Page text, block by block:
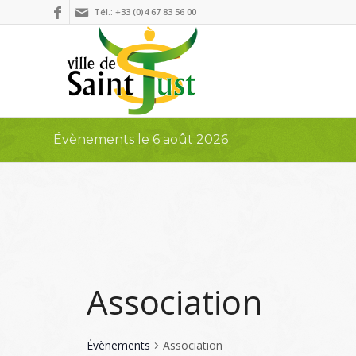
Tél.: +33 (0)4 67 83 56 00
Évènements le 6 août 2026
Association
Évènements Association